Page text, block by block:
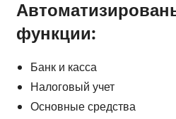
функции:
Банк и касса
Налоговый учет
Основные средства